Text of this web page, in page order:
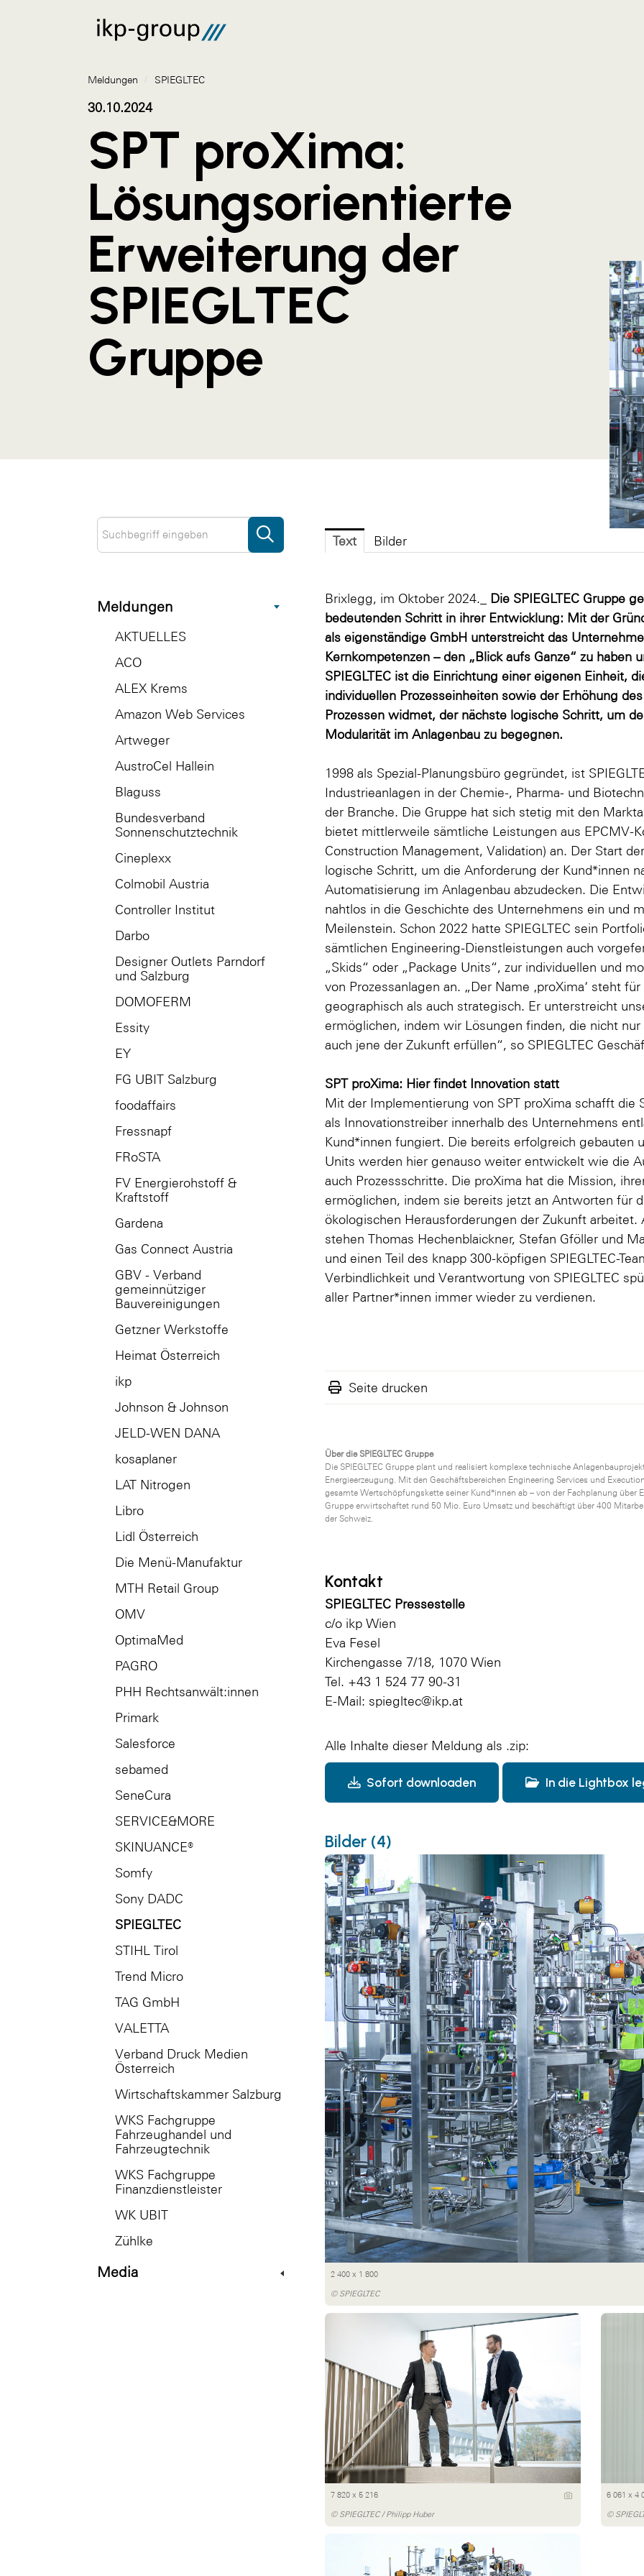
Meldungen
AKTUELLES
ACO
ALEX Krems
Amazon Web Services
Artweger
AustroCel Hallein
Blaguss
Bundesverband
Sonnenschutztechnik
Cineplexx
Colmobil Austria
Controller Institut
Darbo
Designer Outlets Parndorf
und Salzburg
DOMOFERM
Essity
EY
FG UBIT Salzburg
foodaffairs
Fressnapf
FRoSTA
FV Energierohstoff &
Kraftstoff
Gardena
Gas Connect Austria
GBV - Verband
gemeinnütziger
Bauvereinigungen
Getzner Werkstoffe
Heimat Österreich
ikp
Johnson & Johnson
JELD-WEN DANA
kosaplaner
LAT Nitrogen
Libro
Lidl Österreich
Die Menü-Manufaktur
MTH Retail Group
OMV
OptimaMed
PAGRO
PHH Rechtsanwält:innen
Primark
Salesforce
sebamed
SeneCura
SERVICE&MORE
SKINUANCE®
Somfy
Sony DADC
SPIEGLTEC
STIHL Tirol
Trend Micro
TAG GmbH
VALETTA
Verband Druck Medien
Österreich
Wirtschaftskammer Salzburg
WKS Fachgruppe
Fahrzeughandel und
Fahrzeugtechnik
WKS Fachgruppe
Finanzdienstleister
WK UBIT
Zühlke
Media
Meldungen / SPIEGLTEC
30.10.2024
SPT proXima:
Lösungsorientierte
Erweiterung der
SPIEGLTEC
Gruppe
Text Bilder
Brixlegg, im Oktober 2024._ Die SPIEGLTEC Gruppe
bedeutenden Schritt in ihrer Entwicklung: Mit der
als eigenständige GmbH unterstreicht das
Kernkompetenzen – den „Blick aufs Ganze“ zu haben
SPIEGLTEC ist die Einrichtung einer eigenen Einheit,
individuellen Prozesseinheiten sowie der Erhöhung
Prozessen widmet, der nächste logische Schritt, um
Modularität im Anlagenbau zu begegnen.
1998 als Spezial-Planungsbüro gegründet, ist
Industrieanlagen in der Chemie-, Pharma- und
der Branche. Die Gruppe hat sich stetig mit den
bietet mittlerweile sämtliche Leistungen aus EPCMV-
Construction Management, Validation) an. Der Start
logische Schritt, um die Anforderung der Kund*innen
Automatisierung im Anlagenbau abzudecken. Die
nahtlos in die Geschichte des Unternehmens ein und
Meilenstein. Schon 2022 hatte SPIEGLTEC sein
sämtlichen Engineering-Dienstleistungen auch
„Skids“ oder „Package Units“, zur individuellen und
von Prozessanlagen an. „Der Name ‚proXima‘ steht
geographisch als auch strategisch. Er unterstreicht
ermöglichen, indem wir Lösungen finden, die nicht
auch jene der Zukunft erfüllen“, so SPIEGLTEC
SPT proXima: Hier findet Innovation statt
Mit der Implementierung von SPT proXima schafft die
als Innovationstreiber innerhalb des Unternehmens
Kund*innen fungiert. Die bereits erfolgreich gebauten
Units werden hier genauso weiter entwickelt wie die
auch Prozessschritte. Die proXima hat die Mission,
ermöglichen, indem sie bereits jetzt an Antworten für
ökologischen Herausforderungen der Zukunft arbeitet.
stehen Thomas Hechenblaickner, Stefan Gföller und
und einen Teil des knapp 300-köpfigen SPIEGLTEC-
Verbindlichkeit und Verantwortung von SPIEGLTEC
aller Partner*innen immer wieder zu verdienen.
Seite drucken
Über die SPIEGLTEC Gruppe
Die SPIEGLTEC Gruppe plant und realisiert komplexe technische
Energieerzeugung. Mit den Geschäftsbereichen Engineering Services und
gesamte Wertschöpfungskette seiner Kund*innen ab – von der Fachplanung über
Gruppe erwirtschaftet rund 50 Mio. Euro Umsatz und beschäftigt über 400
der Schweiz.
Kontakt
SPIEGLTEC Pressestelle
c/o ikp Wien
Eva Fesel
Kirchengasse 7/18, 1070 Wien
Tel. +43 1 524 77 90-31
E-Mail: spiegltec@ikp.at
Alle Inhalte dieser Meldung als .zip:
Sofort downloaden In die Lightbox
Bilder (4)
2 400 x 1 800
© SPIEGLTEC
7 820 x 5 216
© SPIEGLTEC / Philipp Huber
6 061 x 4
©